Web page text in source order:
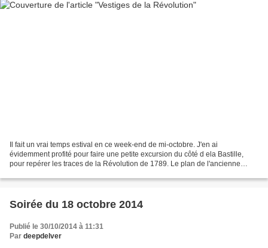
Il fait un vrai temps estival en ce week-end de mi-octobre. J'en ai
évidemment profité pour faire une petite excursion du côté d ela Bastille,
pour repérer les traces de la Révolution de 1789. Le plan de l'ancienne
Soirée du 18 octobre 2014
Publié le 30/10/2014 à 11:31
Par deepdelver